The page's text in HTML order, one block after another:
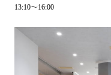
13:10～16:00